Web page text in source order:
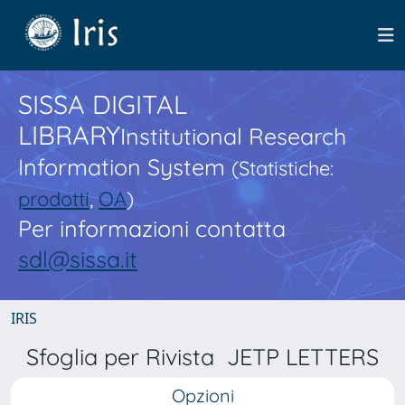
SISSA DIGITAL
LIBRARYInstitutional Research
Information System(Statistiche:
prodotti,OA)
Per informazioni contatta
sdl@sissa.it
IRIS
Sfoglia per Rivista JETP LETTERS
Opzioni